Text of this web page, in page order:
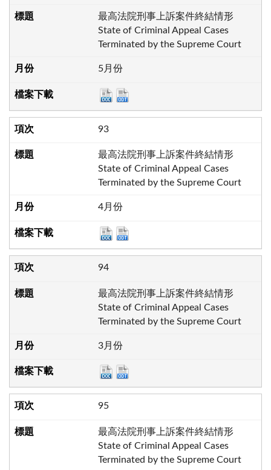
最高法院刑事上訴案件終結情形
State of Criminal Appeal Cases
Terminated by the Supreme Court
5月份
93
最高法院刑事上訴案件終結情形
State of Criminal Appeal Cases
Terminated by the Supreme Court
4月份
94
最高法院刑事上訴案件終結情形
State of Criminal Appeal Cases
Terminated by the Supreme Court
3月份
95
最高法院刑事上訴案件終結情形
State of Criminal Appeal Cases
Terminated by the Supreme Court